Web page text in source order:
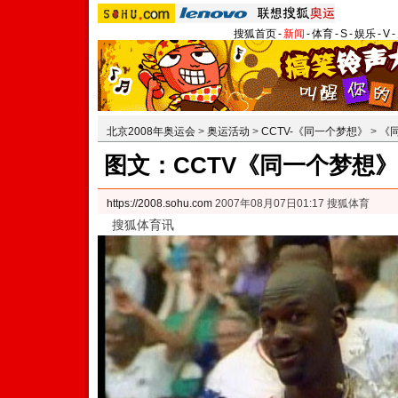
搜狐首页-新闻 -体育-S-娱乐-V-
北京2008年奥运会 > 奥运活动 > CCTV-《同一个梦想》 > 《
图文：CCTV《同一个梦想
https://2008.sohu.com 2007年08月07日01:17 搜狐体育
搜狐体育讯